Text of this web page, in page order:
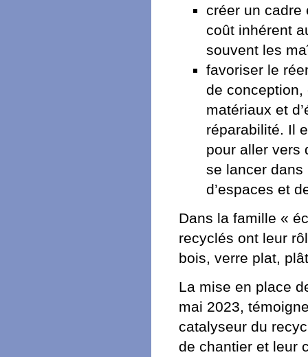
créer un cadre
coût inhérent
souvent les
favoriser le
de
matériaux et
réparabilité. Il
pour aller vers
se lancer dans
d’espaces et
Dans la famille «
recyclés ont leur
bois, verre plat,
La mise en place
mai 2023,
catalyseur du
de chantier et leur